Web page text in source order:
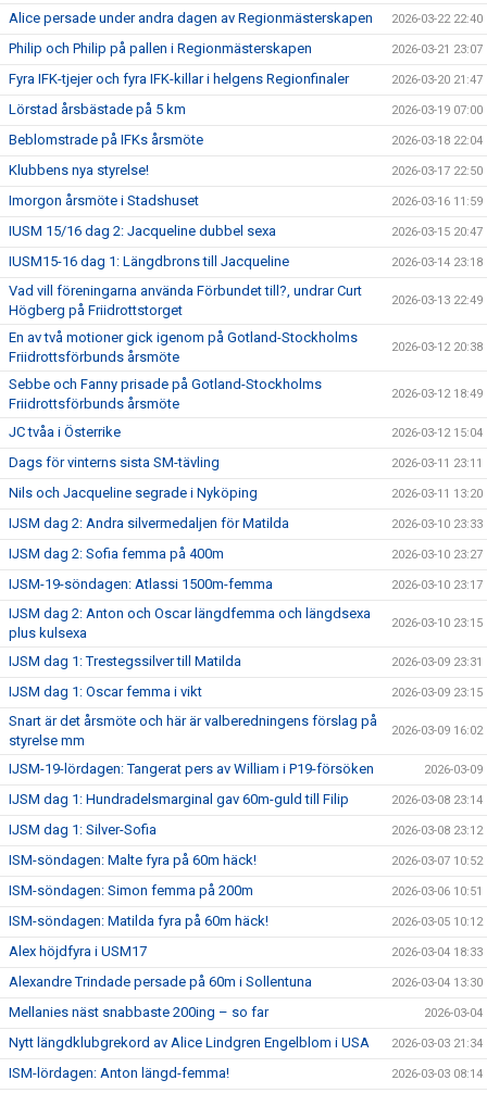
Alice persade under andra dagen av Regionmästerskapen 2026-03-22 22:40
Philip och Philip på pallen i Regionmästerskapen 2026-03-21 23:07
Fyra IFK-tjejer och fyra IFK-killar i helgens Regionfinaler 2026-03-20 21:47
Lörstad årsbästade på 5 km 2026-03-19 07:00
Beblomstrade på IFKs årsmöte 2026-03-18 22:04
Klubbens nya styrelse! 2026-03-17 22:50
Imorgon årsmöte i Stadshuset 2026-03-16 11:59
IUSM 15/16 dag 2: Jacqueline dubbel sexa 2026-03-15 20:47
IUSM15-16 dag 1: Längdbrons till Jacqueline 2026-03-14 23:18
Vad vill föreningarna använda Förbundet till?, undrar Curt
Högberg på Friidrottstorget
2026-03-13 22:49
En av två motioner gick igenom på Gotland-Stockholms
Friidrottsförbunds årsmöte
2026-03-12 20:38
Sebbe och Fanny prisade på Gotland-Stockholms
Friidrottsförbunds årsmöte
2026-03-12 18:49
JC tvåa i Österrike 2026-03-12 15:04
Dags för vinterns sista SM-tävling 2026-03-11 23:11
Nils och Jacqueline segrade i Nyköping 2026-03-11 13:20
IJSM dag 2: Andra silvermedaljen för Matilda 2026-03-10 23:33
IJSM dag 2: Sofia femma på 400m 2026-03-10 23:27
IJSM-19-söndagen: Atlassi 1500m-femma 2026-03-10 23:17
IJSM dag 2: Anton och Oscar längdfemma och längdsexa
plus kulsexa
2026-03-10 23:15
IJSM dag 1: Trestegssilver till Matilda 2026-03-09 23:31
IJSM dag 1: Oscar femma i vikt 2026-03-09 23:15
Snart är det årsmöte och här är valberedningens förslag på
styrelse mm
2026-03-09 16:02
IJSM-19-lördagen: Tangerat pers av William i P19-försöken 2026-03-09
IJSM dag 1: Hundradelsmarginal gav 60m-guld till Filip 2026-03-08 23:14
IJSM dag 1: Silver-Sofia 2026-03-08 23:12
ISM-söndagen: Malte fyra på 60m häck! 2026-03-07 10:52
ISM-söndagen: Simon femma på 200m 2026-03-06 10:51
ISM-söndagen: Matilda fyra på 60m häck! 2026-03-05 10:12
Alex höjdfyra i USM17 2026-03-04 18:33
Alexandre Trindade persade på 60m i Sollentuna 2026-03-04 13:30
Mellanies näst snabbaste 200ing – so far 2026-03-04
Nytt längdklubgrekord av Alice Lindgren Engelblom i USA 2026-03-03 21:34
ISM-lördagen: Anton längd-femma! 2026-03-03 08:14